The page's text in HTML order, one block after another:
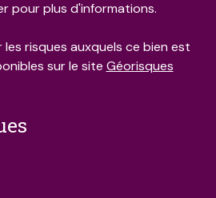
pour plus d'informations.
risques auxquels ce bien est
sur le site Géorisques